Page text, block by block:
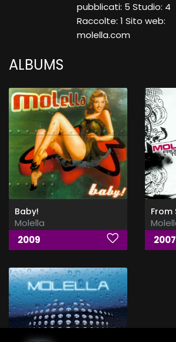
pubblicati: 5 Studio: 4
Raccolte: 1 Sito web:
molella.com
ALBUMS
Baby!
Molella
2009
From
2007